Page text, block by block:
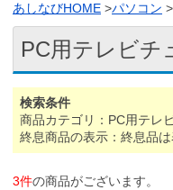
あしなびHOME >パソコン >
PC用テレビチ
検索条件
商品カテゴリ：PC用テレ
終息商品の表示：終息品
3件の商品がございます。